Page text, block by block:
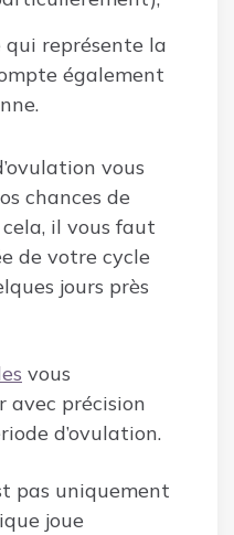
représente la
également
vous
chances de
il vous faut
de votre cycle
jours près
vous
avec précision
d’ovulation.
pas uniquement
joue